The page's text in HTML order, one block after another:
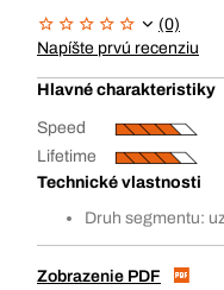
(0)
Napíšte prvú recenziu
Hlavné charakteristiky
Speed
Lifetime
Technické vlastnosti
Druh segmentu:
Zobrazenie PDF